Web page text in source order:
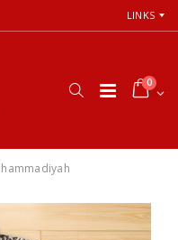
LINKS
0